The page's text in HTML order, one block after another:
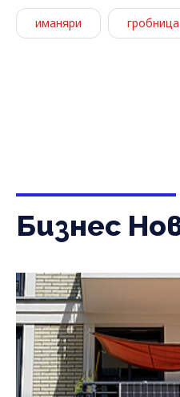
иманяри гробница
Бизнес